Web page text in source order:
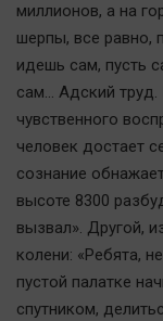
миллионов, а на
шерпы, все равно,
идешь сам, пусть
сам... Адский
чувственного
человек достает
сознание
высоте 8300
вызвал». Другой,
колени: «Ребята,
пустой палатке
спутником,